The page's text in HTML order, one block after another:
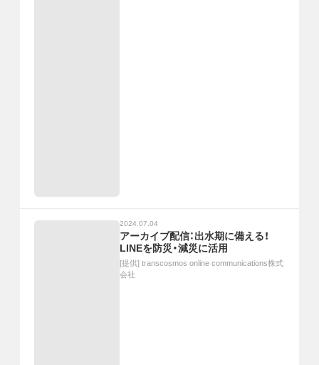
2024.07.04
アーカイブ配信：出水期に備える！
LINEを防災・減災に活用
[提供] transcosmos online communications株式
会社